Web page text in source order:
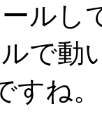
ルし
で動
ね。